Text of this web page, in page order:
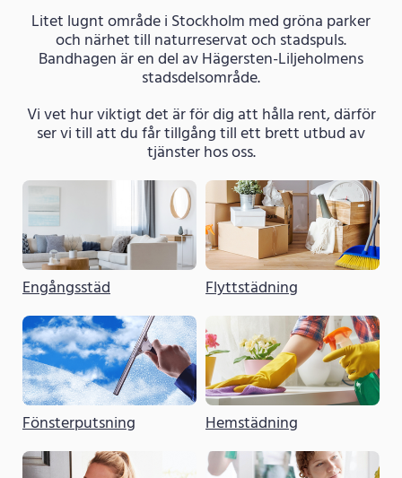
Litet lugnt område i Stockholm med gröna parker
och närhet till naturreservat och stadspuls.
Bandhagen är en del av Hägersten-Liljeholmens
stadsdelsområde.
Vi vet hur viktigt det är för dig att hålla rent, därför
ser vi till att du får tillgång till ett brett utbud av
tjänster hos oss.
Engångsstäd Flyttstädning
Fönsterputsning Hemstädning